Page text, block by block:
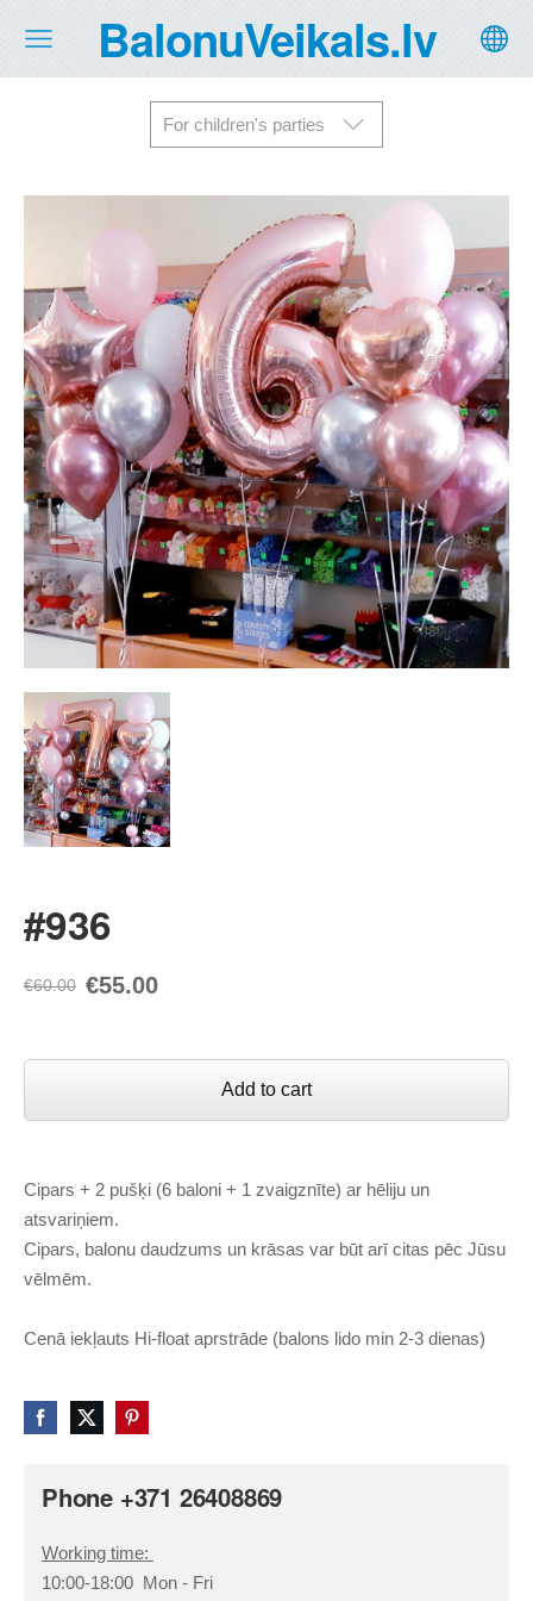
BalonuVeikals.lv
For children's parties
Phone +371 26408869
Working time:
10:00-18:00 Mon - Fri
#936
€60.00 €55.00
Add to cart
Cipars + 2 pušķi (6 baloni + 1 zvaigznīte) ar hēliju un
atsvariņiem.
Cipars, balonu daudzums un krāsas var būt arī citas pēc Jūsu
vēlmēm.
Cenā iekļauts Hi-float aprstrāde (balons lido min 2-3 dienas)